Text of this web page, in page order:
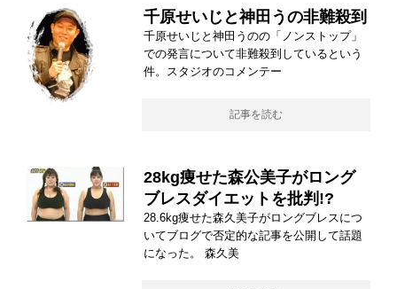
千原せいじと神田うの非難殺到
千原せいじと神田うのの「ノンストップ」
での発言について非難殺到しているという
件。スタジオのコメンテー
記事を読む
28kg痩せた森公美子がロング
ブレスダイエットを批判!?
28.6kg痩せた森久美子がロングブレスにつ
いてブログで否定的な記事を公開して話題
になった。 森久美